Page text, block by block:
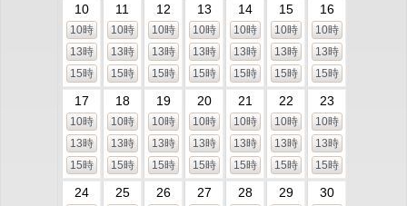
10
10時
13時
15時
11
10時
13時
15時
12
10時
13時
15時
13
10時
13時
15時
14
10時
13時
15時
15
10時
13時
15時
16
10時
13時
15時
17
10時
13時
15時
18
10時
13時
15時
19
10時
13時
15時
20
10時
13時
15時
21
10時
13時
15時
22
10時
13時
15時
23
10時
13時
15時
24 25 26 27 28 29 30